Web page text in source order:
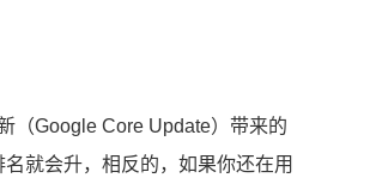
（Google Core Update）带来的
就会升，相反的，如果你还在用